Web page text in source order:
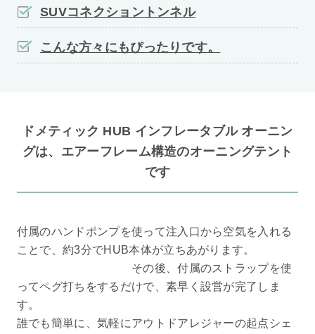
SUVコネクショントンネル
こんな方々にもぴったりです。
ドメティック HUB インフレータブル オーニン
グは、エアーフレーム構造のオーニングテント
です
付属のハンドポンプを使って注入口から空気を入れる
ことで、約3分でHUB本体が立ちあがります。
その後、付属のストラップを使
ってペグ打ちをするだけで、素早く設営が完了しま
す。
誰でも簡単に、気軽にアウトドアレジャーの起点シェ